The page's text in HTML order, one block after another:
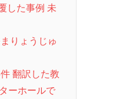
した事例 未
りょうじゅ
翻訳した教
ーホールで